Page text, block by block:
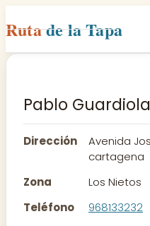
Rutade la Tapa
Inicio
Rutas
Contacto
Pablo Guardiola
Dirección
Avenida
cartagena
Zona
Los Nietos
Teléfono
968133232